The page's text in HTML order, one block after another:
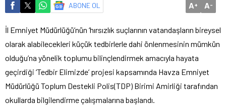
ABONE OL A+ A-
İl Emniyet Müdürlüğü’nün ‘hırsızlık suçlarının vatandaşların bireysel
olarak alabilecekleri küçük tedbirlerle dahi önlenmesinin mümkün
olduğu’na yönelik toplumu bilinçlendirmek amacıyla hayata
geçirdiği ‘Tedbir Elimizde’ projesi kapsamında Havza Emniyet
Müdürlüğü Toplum Destekli Polis(TDP) Birimi Amirliği tarafından
okullarda bilgilendirme çalışmalarına başlandı.